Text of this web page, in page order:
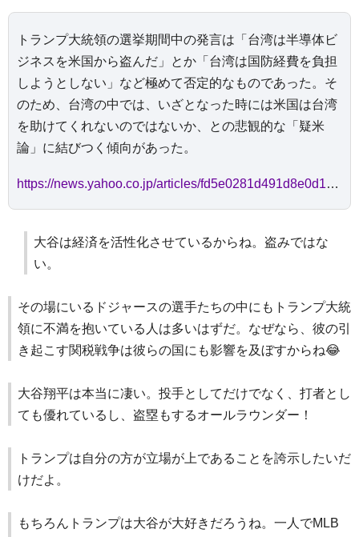
トランプ大統領の選挙期間中の発言は「台湾は半導体ビ
ジネスを米国から盗んだ」とか「台湾は国防経費を負担
しようとしない」など極めて否定的なものであった。そ
のため、台湾の中では、いざとなった時には米国は台湾
を助けてくれないのではないか、との悲観的な「疑米
論」に結びつく傾向があった。
https://news.yahoo.co.jp/articles/fd5e0281d491d8e0d1373fea5f74261451a73533?page=2
大谷は経済を活性化させているからね。盗みではな
い。
その場にいるドジャースの選手たちの中にもトランプ大統
領に不満を抱いている人は多いはずだ。なぜなら、彼の引
き起こす関税戦争は彼らの国にも影響を及ぼすからね😂
大谷翔平は本当に凄い。投手としてだけでなく、打者とし
ても優れているし、盗塁もするオールラウンダー！
トランプは自分の方が立場が上であることを誇示したいだ
けだよ。
もちろんトランプは大谷が大好きだろうね。一人でMLB